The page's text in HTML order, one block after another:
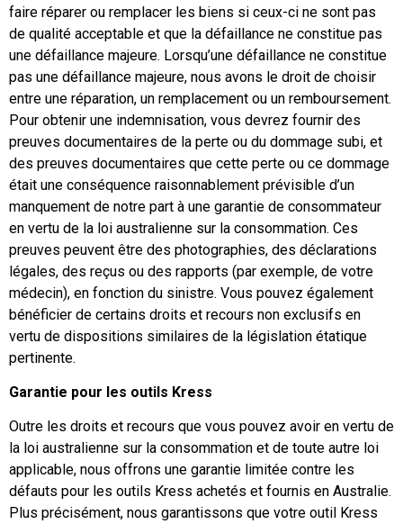
faire réparer ou remplacer les biens si ceux-ci ne sont pas
de qualité acceptable et que la défaillance ne constitue pas
une défaillance majeure. Lorsqu’une défaillance ne constitue
pas une défaillance majeure, nous avons le droit de choisir
entre une réparation, un remplacement ou un remboursement.
Pour obtenir une indemnisation, vous devrez fournir des
preuves documentaires de la perte ou du dommage subi, et
des preuves documentaires que cette perte ou ce dommage
était une conséquence raisonnablement prévisible d’un
manquement de notre part à une garantie de consommateur
en vertu de la loi australienne sur la consommation. Ces
preuves peuvent être des photographies, des déclarations
légales, des reçus ou des rapports (par exemple, de votre
médecin), en fonction du sinistre. Vous pouvez également
bénéficier de certains droits et recours non exclusifs en
vertu de dispositions similaires de la législation étatique
pertinente.
Garantie pour les outils Kress
Outre les droits et recours que vous pouvez avoir en vertu de
la loi australienne sur la consommation et de toute autre loi
applicable, nous offrons une garantie limitée contre les
défauts pour les outils Kress achetés et fournis en Australie.
Plus précisément, nous garantissons que votre outil Kress